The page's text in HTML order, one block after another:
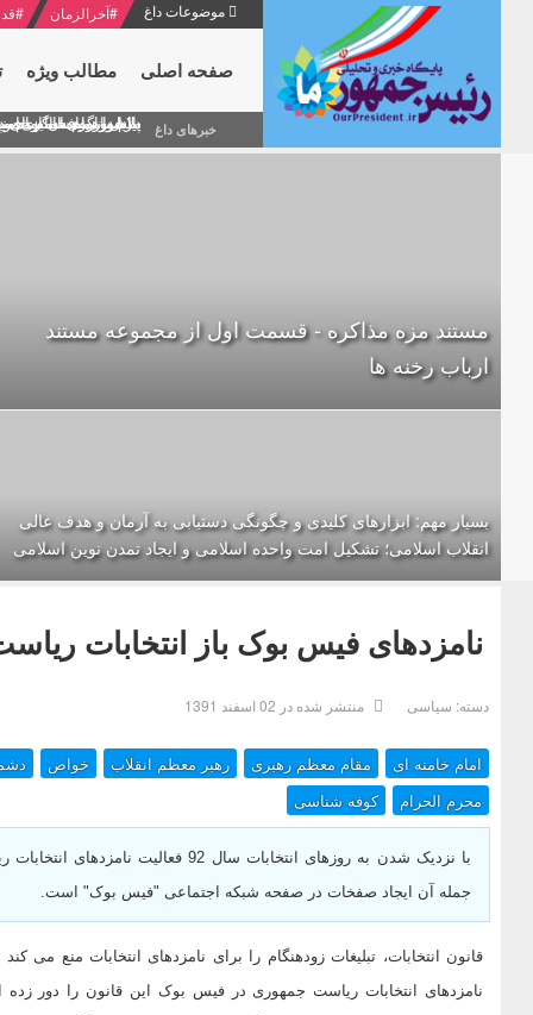
موضوعات داغ #آخرالزمان #
صفحه اصلی مطالب ویژه
خبرهای داغ منشور گفتمان امام و انقلاب - 7 /بخش دوم : شرح پیام ۱۰ خرداد ۱۳۶۹ امام خامنه
بازخوانی افشاگری
دلایل اهمیت
بیانات امام خامنه
پیام نوروزی امام
مستند مزه مذاکره - قسمت اول از مجموعه مستند
ارباب رخنه ها
بسیار مهم: ابزارهای کلیدی و چگونگی دستیابی به آرمان و هدف عالی
انقلاب اسلامی؛ تشکیل امت واحده‌ اسلامی و ایجاد تمدن نوین اسلامی
نامزدهای فیس بوک باز انتخابات
دسته: سیاسی منتشر شده در 02 اسفند 1391
امام خامنه ای مقام معظم رهبری رهبر معظم انقلاب خواص
کوفه شناسی
محرم الحرام
با نزدیک شدن به روزهای انتخابات
جمله آن ایجاد صفخات در صفحه شبکه اجتماعی "فیس بوک" است.
قانون انتخابات، تبلیغات زودهنگام را برای نامزدهای انتخابات منع می
نامزدهای انتخابات ریاست جمهوری در فیس بوک این قانون را دور